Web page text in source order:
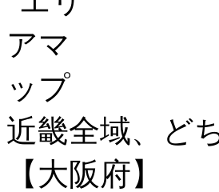
近畿全域、ど
【大阪府】